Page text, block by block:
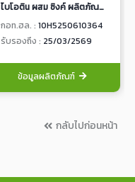
ไบโอติน ผสม ซิงค์ ผลิตภัณฑ์เสริมอาหาร ชนิดแคปซูลนิ่ม
กอท.ฮล. : 10H5250610364
รับรองถึง : 25/03/2569
ข้อมูลผลิตภัณฑ์
กลับไปก่อนหน้า